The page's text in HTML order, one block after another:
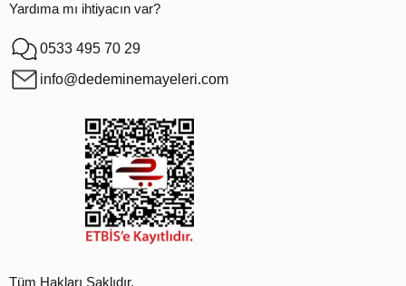
Yardıma mı ihtiyacın var?
0533 495 70 29
info@dedeminemayeleri.com
Tüm Hakları Saklıdır.